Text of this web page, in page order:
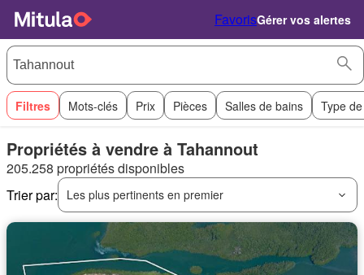
FavorisGérer vos alertes
Filtres Mots-clés Prix Pièces Salles de bains Type
Propriétés à vendre à Tahannout
205.258 propriétés disponibles
Trier par:
Les plus pertinents en premier